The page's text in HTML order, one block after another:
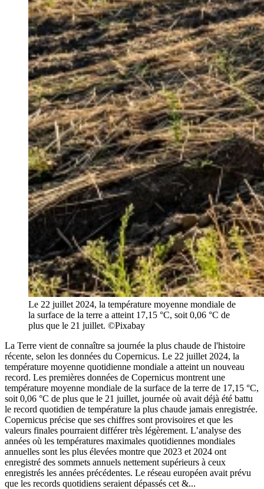
Le 22 juillet 2024, la température moyenne mondiale de
la surface de la terre a atteint 17,15 °C, soit 0,06 °C de
plus que le 21 juillet. ©Pixabay
La Terre vient de connaître sa journée la plus chaude de l'histoire
récente, selon les données du Copernicus. Le 22 juillet 2024, la
température moyenne quotidienne mondiale a atteint un nouveau
record. Les premières données de Copernicus montrent une
température moyenne mondiale de la surface de la terre de 17,15 °C,
soit 0,06 °C de plus que le 21 juillet, journée où avait déjà été battu
le record quotidien de température la plus chaude jamais enregistrée.
Copernicus précise que ses chiffres sont provisoires et que les
valeurs finales pourraient différer très légèrement. L’analyse des
années où les températures maximales quotidiennes mondiales
annuelles sont les plus élevées montre que 2023 et 2024 ont
enregistré des sommets annuels nettement supérieurs à ceux
enregistrés les années précédentes. Le réseau européen avait prévu
que les records quotidiens seraient dépassés cet &...